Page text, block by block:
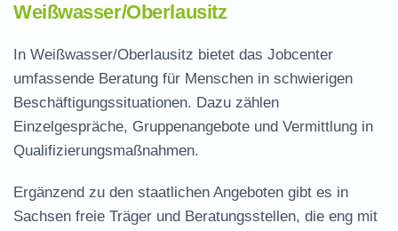
Weißwasser/Oberlausitz
In Weißwasser/Oberlausitz bietet das Jobcenter
umfassende Beratung für Menschen in schwierigen
Beschäftigungssituationen. Dazu zählen
Einzelgespräche, Gruppenangebote und Vermittlung in
Qualifizierungsmaßnahmen.
Ergänzend zu den staatlichen Angeboten gibt es in
Sachsen freie Träger und Beratungsstellen, die eng mit